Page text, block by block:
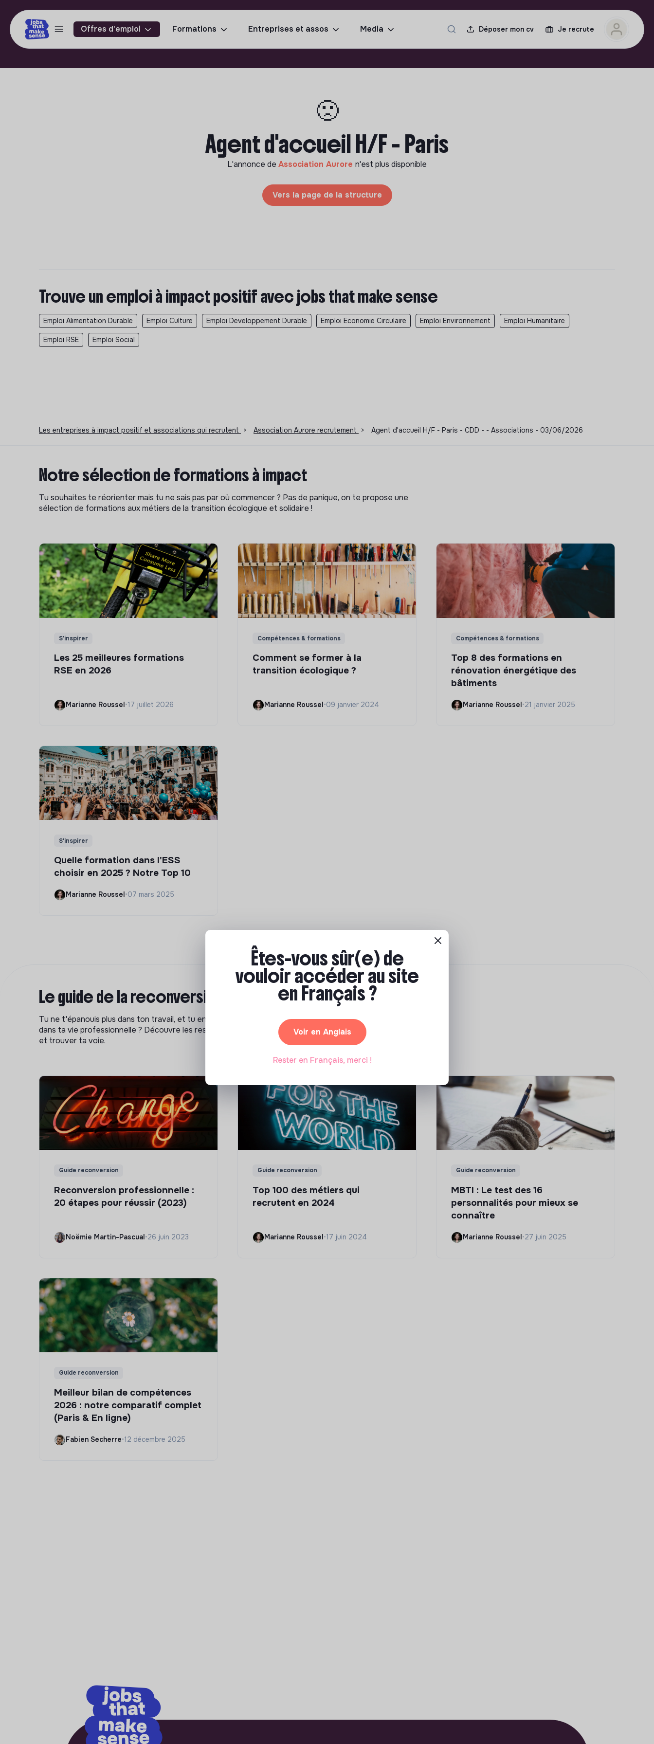
Offres d'emploi Formations Entreprises et assos Media Déposer mon cv Je recrute
🙁
Agent d'accueil H/F - Paris
L'annonce de Association Aurore n'est plus disponible
Vers la page de la structure
Trouve un emploi à impact positif avec jobs that make sense
Emploi Alimentation Durable Emploi Culture Emploi Developpement Durable Emploi Economie Circulaire Emploi Environnement Emploi Humanitaire
Emploi RSE Emploi Social
Les entreprises à impact positif et associations qui recrutent > Association Aurore recrutement > Agent d'accueil H/F - Paris - CDD - - Associations - 03/06/2026
Notre sélection de formations à impact
Tu souhaites te réorienter mais tu ne sais pas par où commencer ? Pas de panique, on te propose une
sélection de formations aux métiers de la transition écologique et solidaire !
S'inspirer
Les 25 meilleures formations
RSE en 2026
Marianne Roussel •17 juillet 2026
Compétences & formations
Comment se former à la
transition écologique ?
Marianne Roussel •09 janvier 2024
Compétences & formations
Top 8 des formations en
rénovation énergétique des
bâtiments
Marianne Roussel •21 janvier 2025
S'inspirer
Quelle formation dans l'ESS
choisir en 2025 ? Notre Top 10
Marianne Roussel•07 mars 2025
Le guide de la reconversion professionnelle
Tu ne t'épanouis plus dans ton travail, et tu envisages de changer de profession pour trouver plus de sens
dans ta vie professionnelle ? Découvre les ressources pour t'aider à réflechir à un projet de reconversion
et trouver ta voie.
Guide reconversion
Reconversion professionnelle :
20 étapes pour réussir (2023)
Noëmie Martin-Pascual•26 juin 2023
Guide reconversion
Top 100 des métiers qui
recrutent en 2024
Marianne Roussel•17 juin 2024
Guide reconversion
MBTI : Le test des 16
personnalités pour mieux se
connaître
Marianne Roussel•27 juin 2025
Guide reconversion
Meilleur bilan de compétences
2026 : notre comparatif complet
(Paris & En ligne)
Fabien Secherre•12 décembre 2025
Êtes-vous sûr(e) de
vouloir accéder au site
en Français ?
Voir en Anglais
Rester en Français, merci !